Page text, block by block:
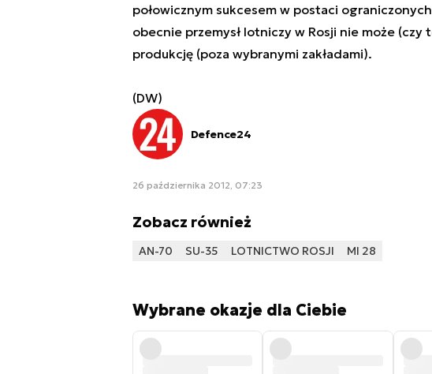
połowicznym sukcesem w postaci
obecnie przemysł lotniczy w Rosji nie może
produkcję (poza wybranymi zakładami).
(DW)
Defence24
26 października 2012, 07:23
Zobacz również
AN-70 SU-35 LOTNICTWO ROSJI MI 28
Wybrane okazje dla Ciebie